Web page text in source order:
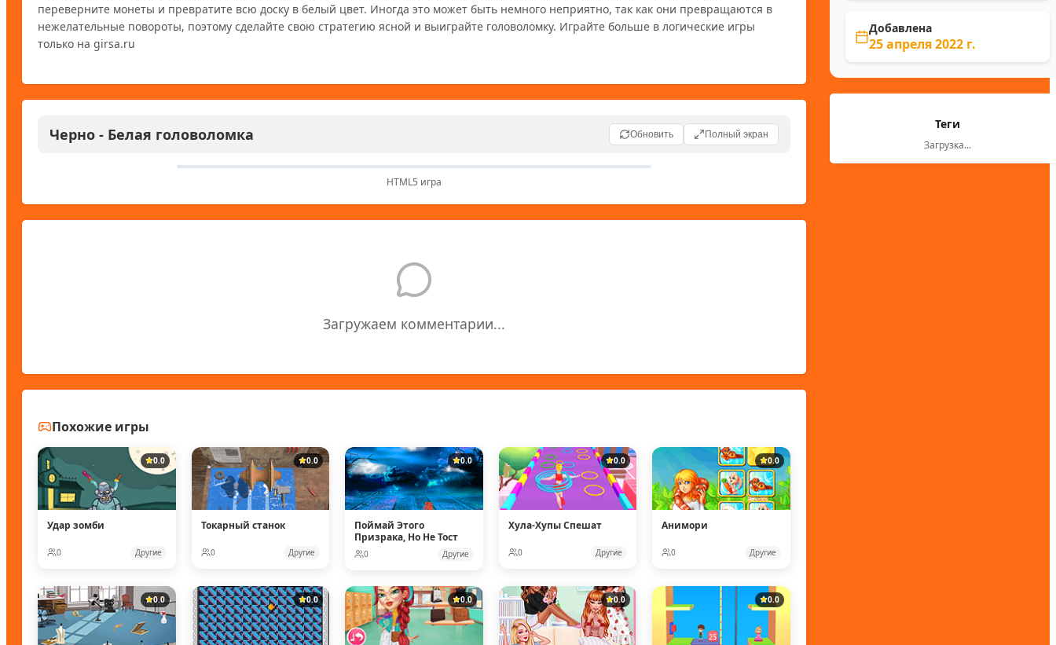
переверните монеты и превратите всю доску в белый цвет. Иногда это может быть немного неприятно, так как они превращаются в
нежелательные повороты, поэтому сделайте свою стратегию ясной и выиграйте головоломку. Играйте больше в логические игры
Черно - Белая головоломка Обновить Полный экран
HTML5 игра
Загружаем комментарии...
Похожие игры
0.0
Удар зомби
0 Другие
0.0
Токарный станок
0 Другие
0.0
Поймай Этого
Призрака, Но Не Тост
0 Другие
0.0
Хула-Хупы Спешат
0 Другие
0.0
Анимори
0 Другие
0.0 0.0 0.0 0.0 0.0
Добавлена
25 апреля 2022 г.
Теги
Загрузка...